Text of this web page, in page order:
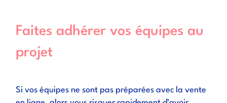
Faites adhérer vos équipes au
projet
Si vos équipes ne sont pas préparées avec la vente